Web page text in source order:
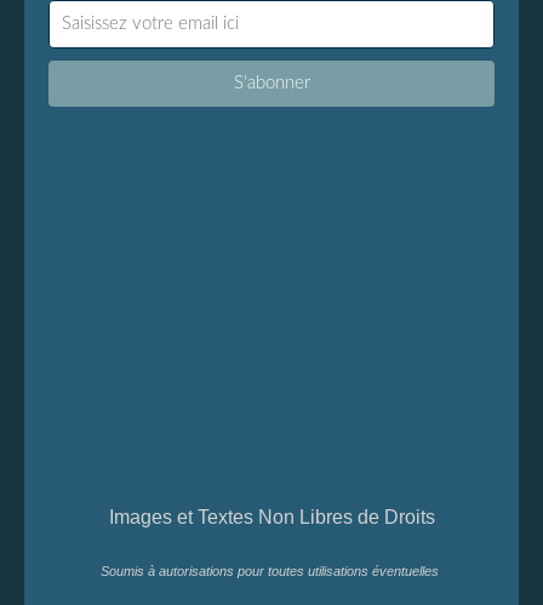
Images et Textes Non Libres de Droits
Soumis à autorisations pour toutes utilisations éventuelles